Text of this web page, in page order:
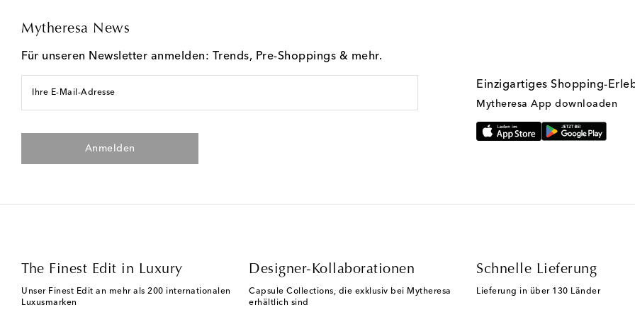
Mytheresa News
Für unseren Newsletter anmelden: Trends, Pre-Shoppings & mehr.
Ihre E-Mail-Adresse
Anmelden
Einzigartiges Shopping-
Mytheresa App downloaden
The Finest Edit in Luxury
Unser Finest Edit an mehr als 200 internationalen
Luxusmarken
Designer-Kollaborationen
Capsule Collections, die exklusiv bei Mytheresa
erhältlich sind
Schnelle Lieferung
Lieferung in über 130 Länder